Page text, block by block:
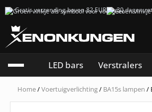
Gratis verzending boven 82 EUR 30 dagen
LED bars Verstralers
Home/Voertuigverlichting/ BA15s lampen /